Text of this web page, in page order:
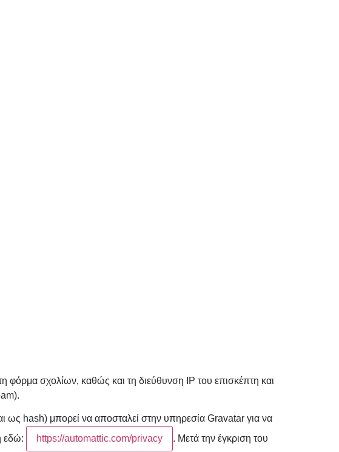
φόρμα σχολίων, καθώς και τη διεύθυνση IP του επισκέπτη και
ως hash) μπορεί να αποσταλεί στην υπηρεσία Gravatar για να
εδώ:
https://automattic.com/privacy
. Μετά την έγκριση του